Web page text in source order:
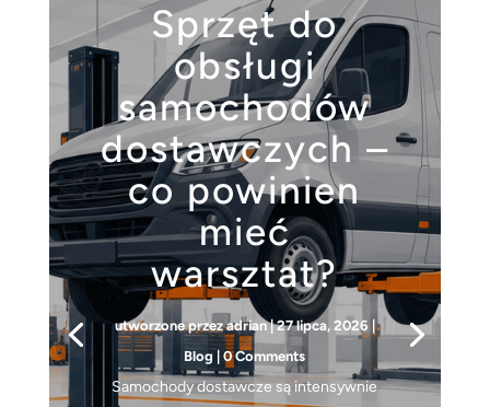
Sprzęt do
obsługi
samochodów
dostawczych –
co powinien
mieć
warsztat?
utworzone przezadrian|27 lipca, 2026|
Blog | 0 Comments
Samochody dostawcze są intensywnie